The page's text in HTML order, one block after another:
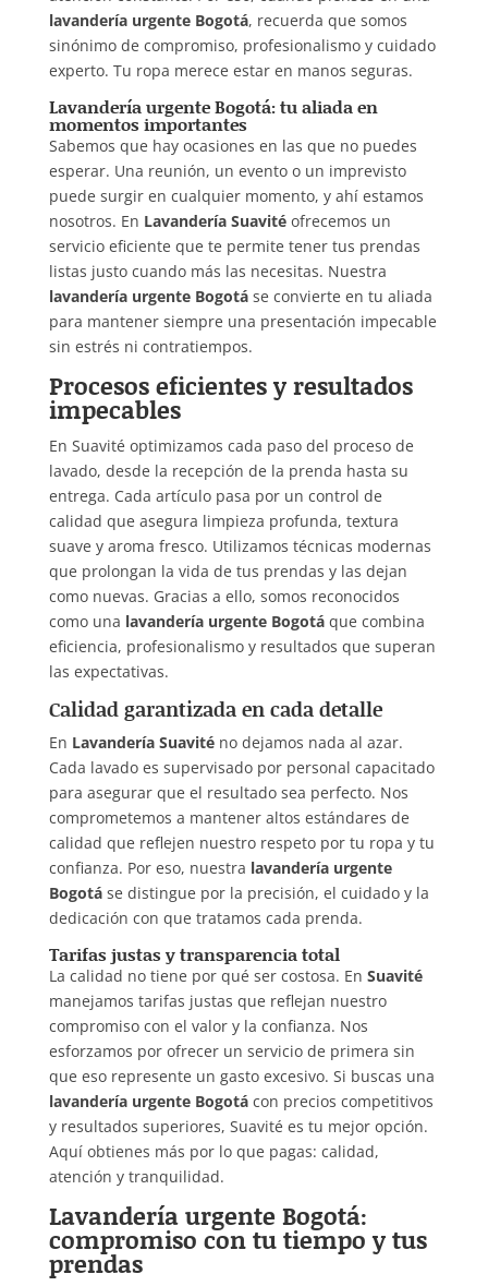
lavandería urgente Bogotá, recuerda que somos
sinónimo de compromiso, profesionalismo y cuidado
experto. Tu ropa merece estar en manos seguras.
Lavandería urgente Bogotá: tu aliada en
momentos importantes
Sabemos que hay ocasiones en las que no puedes
esperar. Una reunión, un evento o un imprevisto
puede surgir en cualquier momento, y ahí estamos
nosotros. En Lavandería Suavitéofrecemos un
servicio eficiente que te permite tener tus prendas
listas justo cuando más las necesitas. Nuestra
lavandería urgente Bogotáse convierte en tu aliada
para mantener siempre una presentación impecable
sin estrés ni contratiempos.
Procesos eficientes y resultados
impecables
En Suavité optimizamos cada paso del proceso de
lavado, desde la recepción de la prenda hasta su
entrega. Cada artículo pasa por un control de
calidad que asegura limpieza profunda, textura
suave y aroma fresco. Utilizamos técnicas modernas
que prolongan la vida de tus prendas y las dejan
como nuevas. Gracias a ello, somos reconocidos
como una lavandería urgente Bogotáque combina
eficiencia, profesionalismo y resultados que superan
las expectativas.
Calidad garantizada en cada detalle
En Lavandería Suaviténo dejamos nada al azar.
Cada lavado es supervisado por personal capacitado
para asegurar que el resultado sea perfecto. Nos
comprometemos a mantener altos estándares de
calidad que reflejen nuestro respeto por tu ropa y tu
confianza. Por eso, nuestra lavandería urgente
Bogotáse distingue por la precisión, el cuidado y la
dedicación con que tratamos cada prenda.
Tarifas justas y transparencia total
La calidad no tiene por qué ser costosa. En Suavité
manejamos tarifas justas que reflejan nuestro
compromiso con el valor y la confianza. Nos
esforzamos por ofrecer un servicio de primera sin
que eso represente un gasto excesivo. Si buscas una
lavandería urgente Bogotácon precios competitivos
y resultados superiores, Suavité es tu mejor opción.
Aquí obtienes más por lo que pagas: calidad,
atención y tranquilidad.
Lavandería urgente Bogotá:
compromiso con tu tiempo y tus
prendas